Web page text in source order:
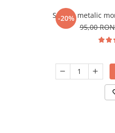
-20%
Sablon metalic
95,00